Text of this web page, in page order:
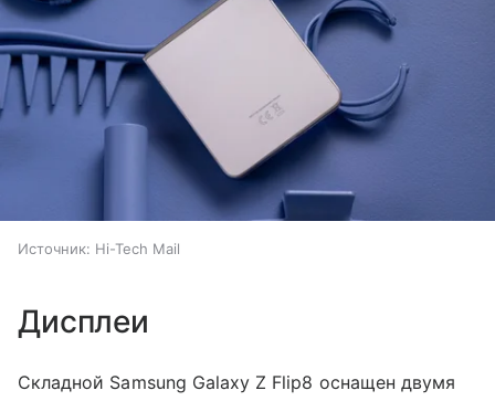
Источник: Hi-Tech Mail
Дисплеи
Складной Samsung Galaxy Z Flip8 оснащен двумя